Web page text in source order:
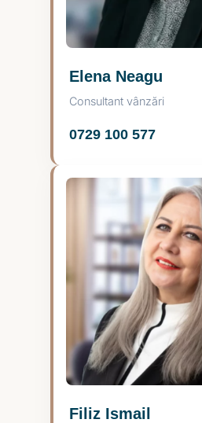
Elena Neagu
Consultant vânzări
0729 100 577
Filiz Ismail